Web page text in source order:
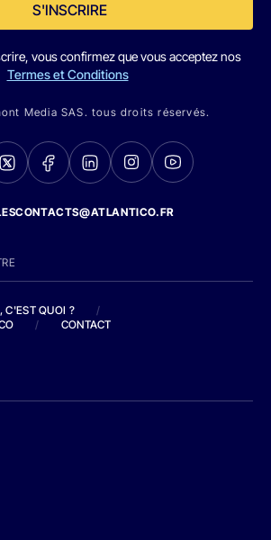
S'INSCRIRE
vous confirmez que vous acceptez nos
Termes et Conditions
Media SAS. tous droits réservés.
C'EST QUOI ?
/
/ CONTACT